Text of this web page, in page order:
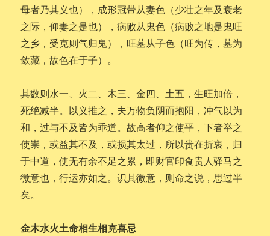
母者乃其义也），成形冠带从妻色（少壮之年及衰老
之际，仰妻之是也），病败从鬼色（病败之地是鬼旺
之乡，受克则气归鬼），旺墓从子色（旺为传，墓为
敛藏，故色在于子）。
其数则水一、火二、木三、金四、土五，生旺加倍，
死绝减半。以义推之，夫万物负阴而抱阳，冲气以为
和，过与不及皆为乖道。故高者仰之使平，下者举之
使崇，或益其不及，或损其太过，所以贵在折衷，归
于中道，使无有余不足之累，即财官印食贵人驿马之
微意也，行运亦如之。识其微意，则命之说，思过半
矣。
金木水火土命相生相克喜忌